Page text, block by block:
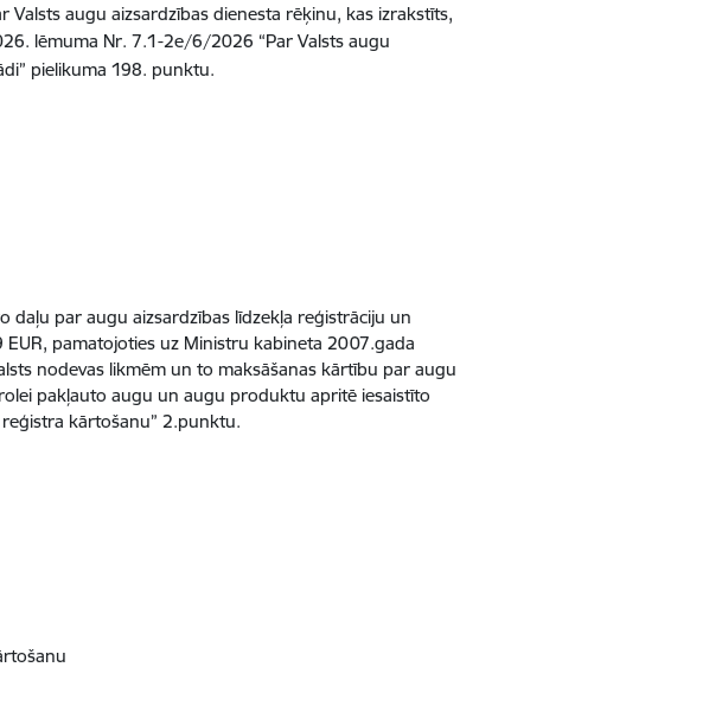
Valsts augu aizsardzības dienesta rēķinu, kas izrakstīts,
lēmuma Nr. 7.1-2e/6/2026 “Par Valsts augu
pielikuma 198. punktu.
daļu par augu aizsardzības līdzekļa reģistrāciju un
pamatojoties uz Ministru kabineta 2007.gada
nodevas likmēm un to maksāšanas kārtību par augu
pakļauto augu un augu produktu apritē iesaistīto
kārtošanu” 2.punktu.